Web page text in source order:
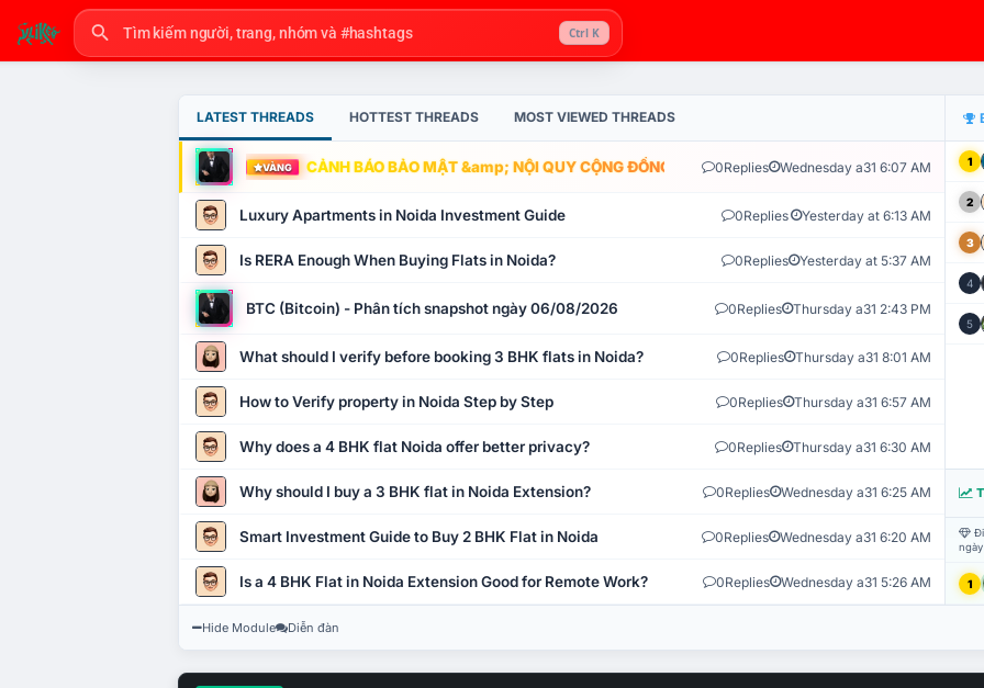
Ctrl K
LATEST THREADS HOTTEST THREADS MOST VIEWED THREADS
VÀNG CẢNH BÁO BẢO MẬT &amp; NỘI QUY CỘNG ĐỒNG VLIKE.VN: HỆ THỐNG GIÁM SÁT TỰ
0Replies Wednesday a31 6:07 AM
Luxury Apartments in Noida Investment Guide 0Replies Yesterday at 6:13 AM
Is RERA Enough When Buying Flats in Noida? 0Replies Yesterday at 5:37 AM
BTC (Bitcoin) - Phân tích snapshot ngày 06/08/2026 0Replies Thursday a31 2:43 PM
What should I verify before booking 3 BHK flats in Noida? 0Replies Thursday a31 8:01 AM
How to Verify property in Noida Step by Step 0Replies Thursday a31 6:57 AM
Why does a 4 BHK flat Noida offer better privacy? 0Replies Thursday a31 6:30 AM
Why should I buy a 3 BHK flat in Noida Extension? 0Replies Wednesday a31 6:25 AM
Smart Investment Guide to Buy 2 BHK Flat in Noida 0Replies Wednesday a31 6:20 AM
Is a 4 BHK Flat in Noida Extension Good for Remote Work? 0Replies Wednesday a31 5:26 AM
1
2
3
4
5
1
Hide Module Diễn đàn